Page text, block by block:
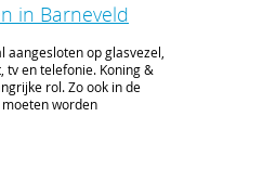
in Barneveld
op glasvezel,
en telefonie. Koning &
rol. Zo ook in de
worden